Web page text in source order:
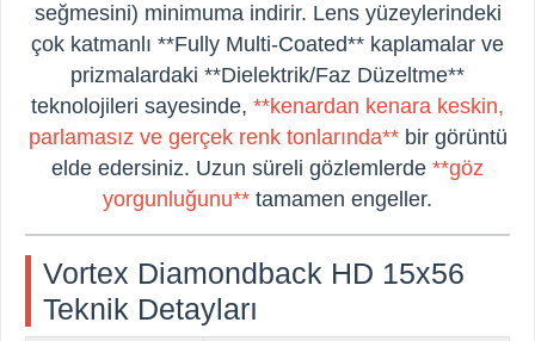
seğmesini) minimuma indirir. Lens yüzeylerindeki
çok katmanlı **Fully Multi-Coated** kaplamalar ve
prizmalardaki **Dielektrik/Faz Düzeltme**
teknolojileri sayesinde, **kenardan kenara keskin,
parlamasız ve gerçek renk tonlarında**bir görüntü
elde edersiniz. Uzun süreli gözlemlerde **göz
yorgunluğunu** tamamen engeller.
Vortex Diamondback HD 15x56
Teknik Detayları